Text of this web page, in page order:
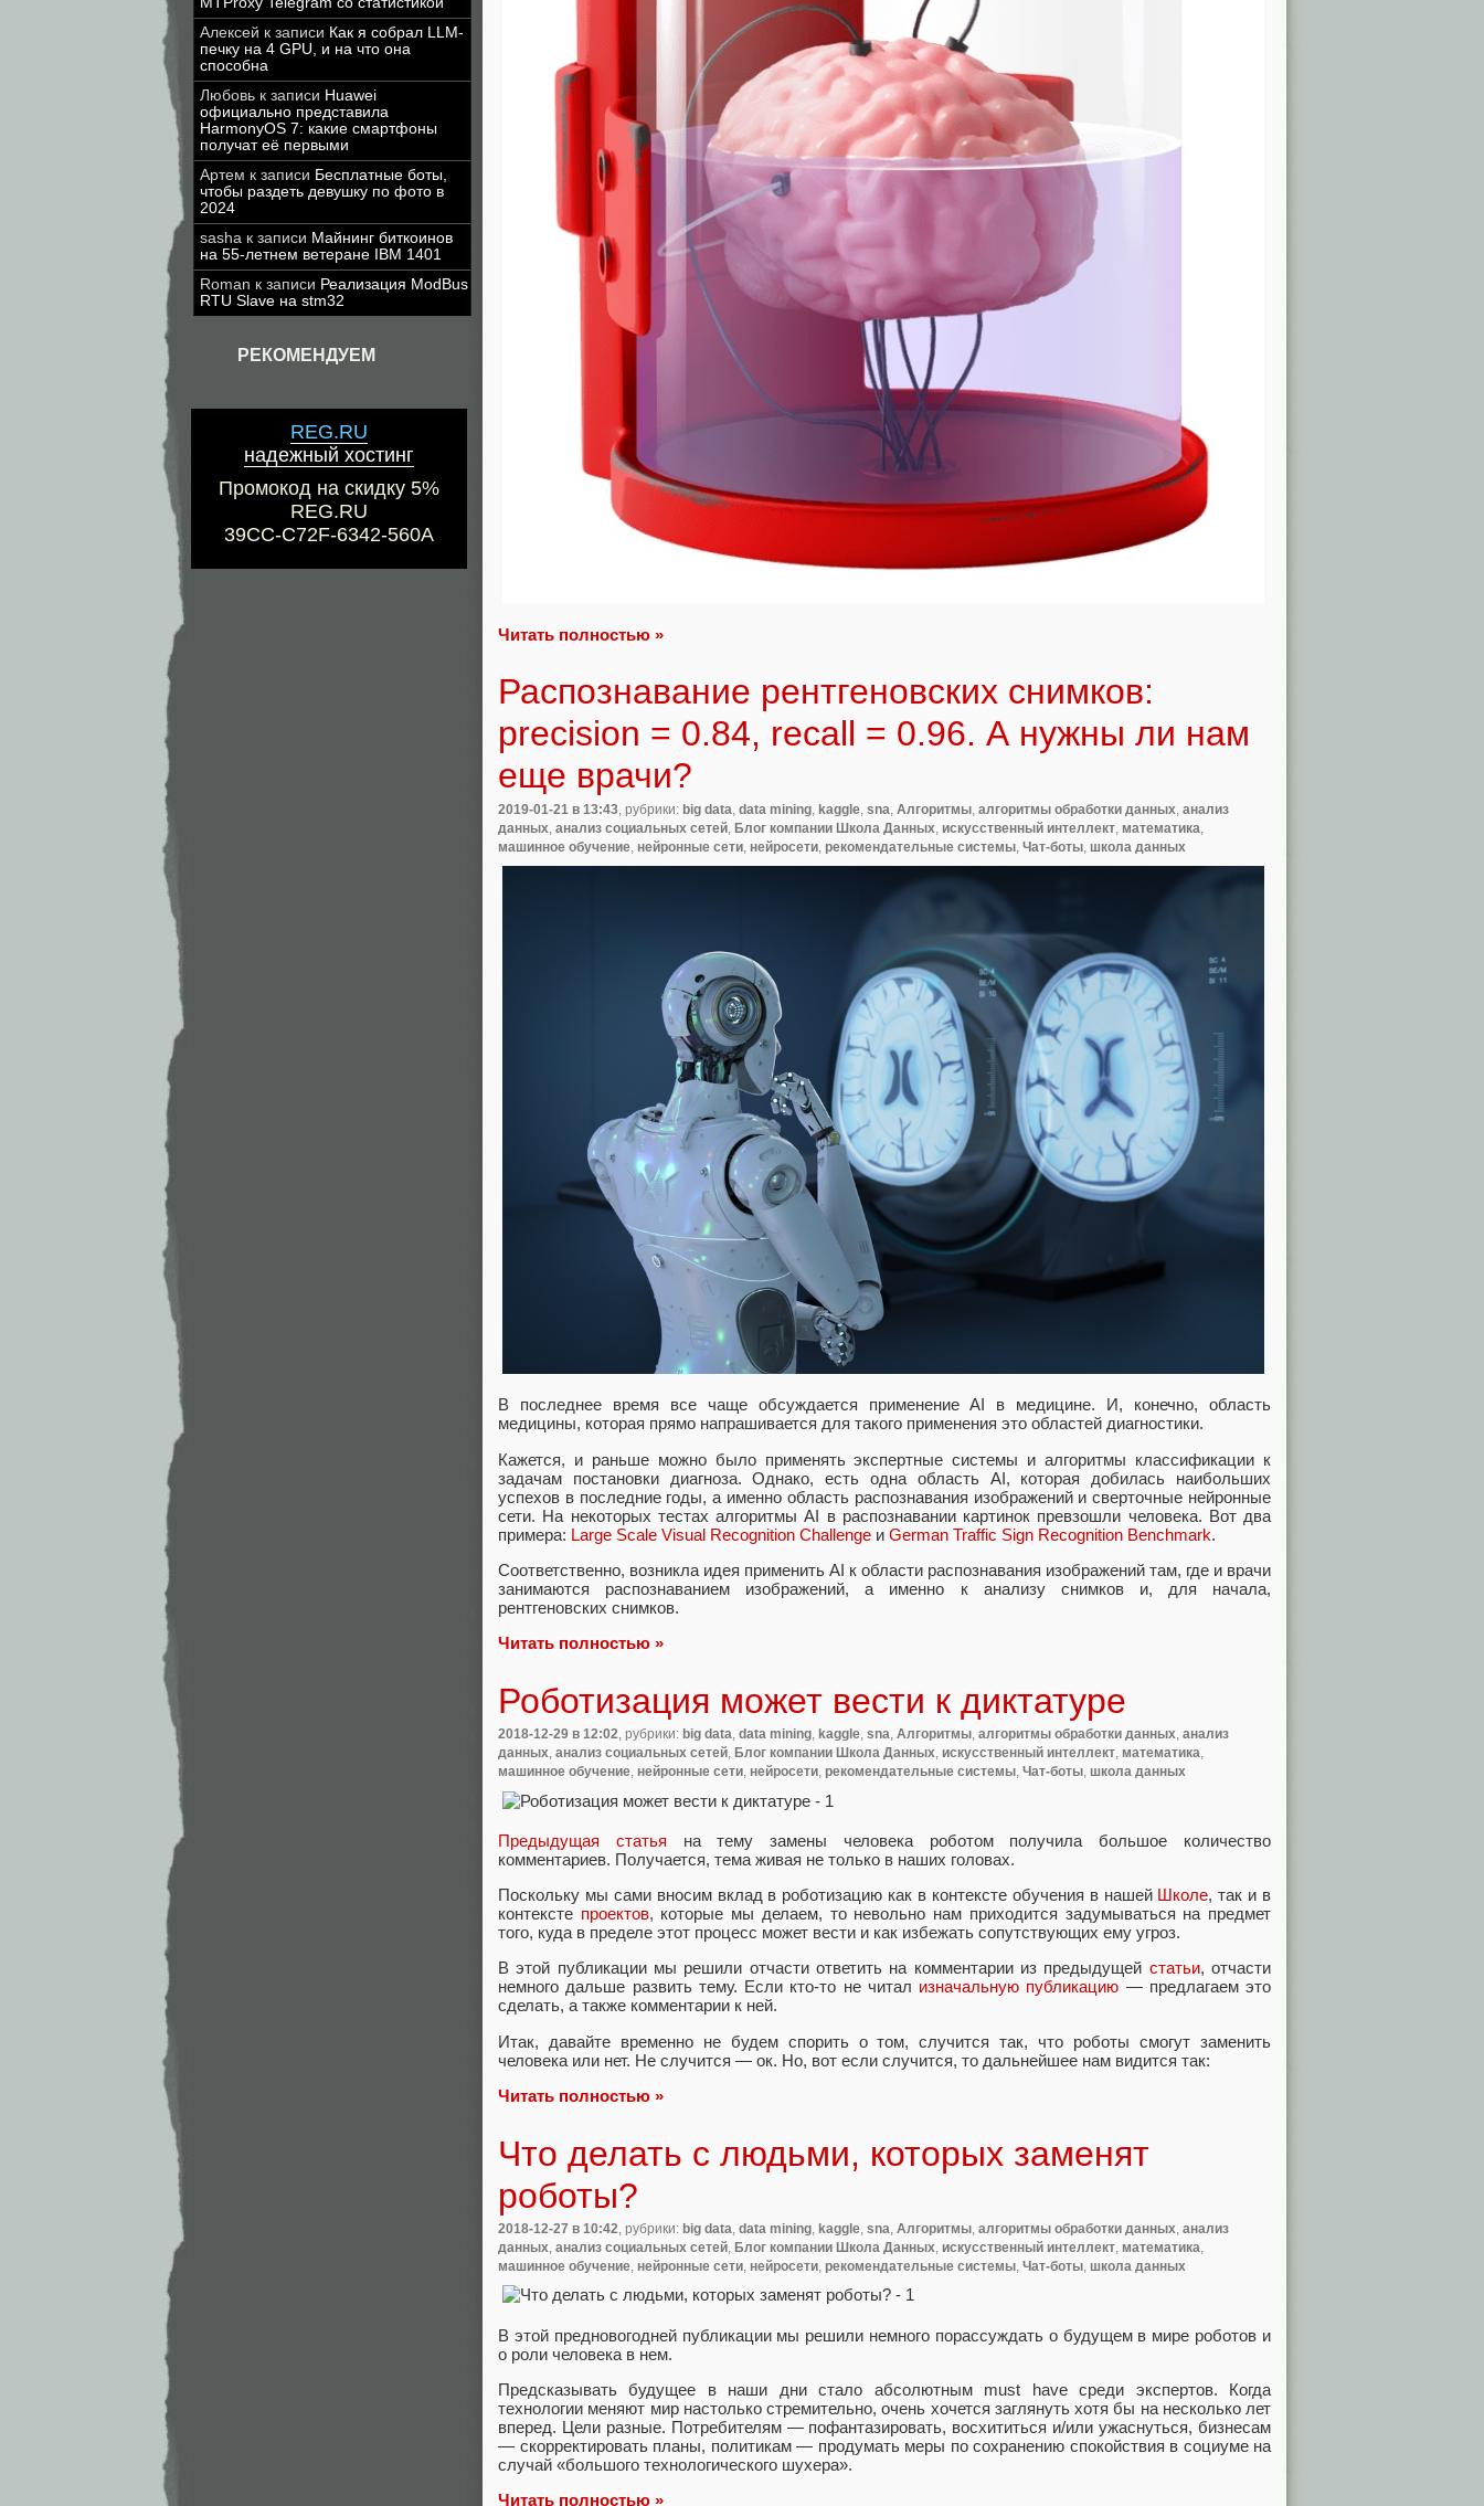
Алексей к записи Как я собрал LLM-
печку на 4 GPU, и на что она
способна
Любовь к записи Huawei
официально представила
HarmonyOS 7: какие смартфоны
получат её первыми
Артем к записи Бесплатные боты,
чтобы раздеть девушку по фото в
2024
sasha к записи Майнинг биткоинов
на 55-летнем ветеране IBM 1401
Roman к записи Реализация ModBus
RTU Slave на stm32
РЕКОМЕНДУЕМ
REG.RU
надежный хостинг
Промокод на скидку 5%
REG.RU
39CC-C72F-6342-560A
Читать полностью »
Распознавание рентгеновских снимков:
precision = 0.84, recall = 0.96. А нужны ли нам
еще врачи?
2019-01-21 в 13:43 , рубрики: big data data mining kaggle sna Алгоритмы алгоритмы обработки данных анализ
данных анализ социальных сетей Блог компании Школа Данных искусственный интеллект математика
машинное обучение нейронные сети нейросети рекомендательные системы Чат-боты школа данных
В последнее время все чаще обсуждается применение AI в медицине. И, конечно, область
медицины, которая прямо напрашивается для такого применения это областей диагностики.
Кажется, и раньше можно было применять экспертные системы и алгоритмы классификации к
задачам постановки диагноза. Однако, есть одна область AI, которая добилась наибольших
успехов в последние годы, а именно область распознавания изображений и сверточные нейронные
сети. На некоторых тестах алгоритмы AI в распознавании картинок превзошли человека. Вот два
примера: Large Scale Visual Recognition Challenge и German Traffic Sign Recognition Benchmark.
Соответственно, возникла идея применить AI к области распознавания изображений там, где и врачи
занимаются распознаванием изображений, а именно к анализу снимков и, для начала,
рентгеновских снимков.
Читать полностью »
Роботизация может вести к диктатуре
2018-12-29 в 12:02, рубрики: big data, data mining, kaggle, sna, Алгоритмы, алгоритмы обработки данных, анализ
данных, анализ социальных сетей, Блог компании Школа Данных, искусственный интеллект, математика,
машинное обучение, нейронные сети, нейросети, рекомендательные системы, Чат-боты, школа данных
Предыдущая статья на тему замены человека роботом получила большое количество
комментариев. Получается, тема живая не только в наших головах.
Поскольку мы сами вносим вклад в роботизацию как в контексте обучения в нашей Школе, так и в
контексте проектов, которые мы делаем, то невольно нам приходится задумываться на предмет
того, куда в пределе этот процесс может вести и как избежать сопутствующих ему угроз.
В этой публикации мы решили отчасти ответить на комментарии из предыдущей статьи, отчасти
немного дальше развить тему. Если кто-то не читал изначальную публикацию — предлагаем это
сделать, а также комментарии к ней.
Итак, давайте временно не будем спорить о том, случится так, что роботы смогут заменить
человека или нет. Не случится — ок. Но, вот если случится, то дальнейшее нам видится так:
Читать полностью »
Что делать с людьми, которых заменят
роботы?
2018-12-27 в 10:42, рубрики: big data, data mining, kaggle, sna, Алгоритмы, алгоритмы обработки данных, анализ
данных, анализ социальных сетей, Блог компании Школа Данных, искусственный интеллект, математика,
машинное обучение, нейронные сети, нейросети, рекомендательные системы, Чат-боты, школа данных
В этой предновогодней публикации мы решили немного порассуждать о будущем в мире роботов и
о роли человека в нем.
Предсказывать будущее в наши дни стало абсолютным must have среди экспертов. Когда
технологии меняют мир настолько стремительно, очень хочется заглянуть хотя бы на несколько лет
вперед. Цели разные. Потребителям — пофантазировать, восхититься и/или ужаснуться, бизнесам
— скорректировать планы, политикам — продумать меры по сохранению спокойствия в социуме на
случай «большого технологического шухера».
Читать полностью »